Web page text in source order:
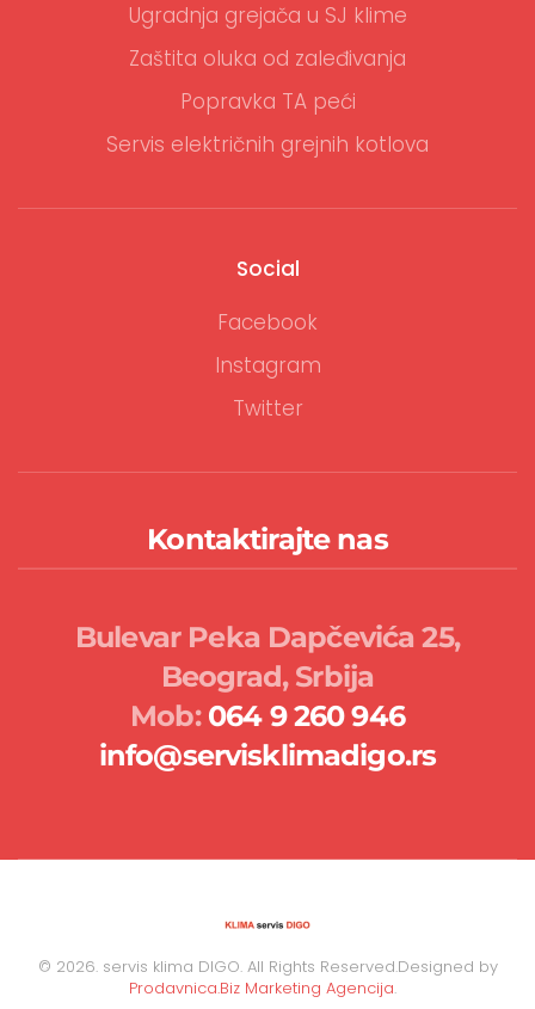
Ugradnja grejača u SJ klime
Zaštita oluka od zaleđivanja
Popravka TA peći
Servis električnih grejnih kotlova
Social
Facebook
Instagram
Twitter
Kontaktirajte nas
Bulevar Peka Dapčevića 25,
Beograd, Srbija
Mob:064 9 260 946
info@servisklimadigo.rs
© 2026.servis klima DIGO. All Rights Reserved.Designed by
Prodavnica.Biz Marketing Agencija.